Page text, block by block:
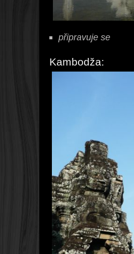
připravuje se
Kambodža: